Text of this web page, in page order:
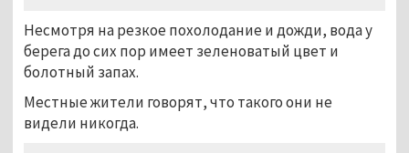
Несмотря на резкое похолодание и дожди, вода у
берега до сих пор имеет зеленоватый цвет и
болотный запах.
Местные жители говорят, что такого они не
видели никогда.